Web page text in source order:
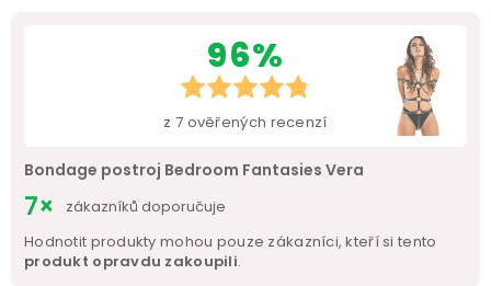
96%
z 7 ověřených recenzí
Bondage postroj Bedroom Fantasies Vera
7×
zákazníků doporučuje
Hodnotit produkty mohou pouze zákazníci, kteří si tento
produkt opravdu zakoupili.